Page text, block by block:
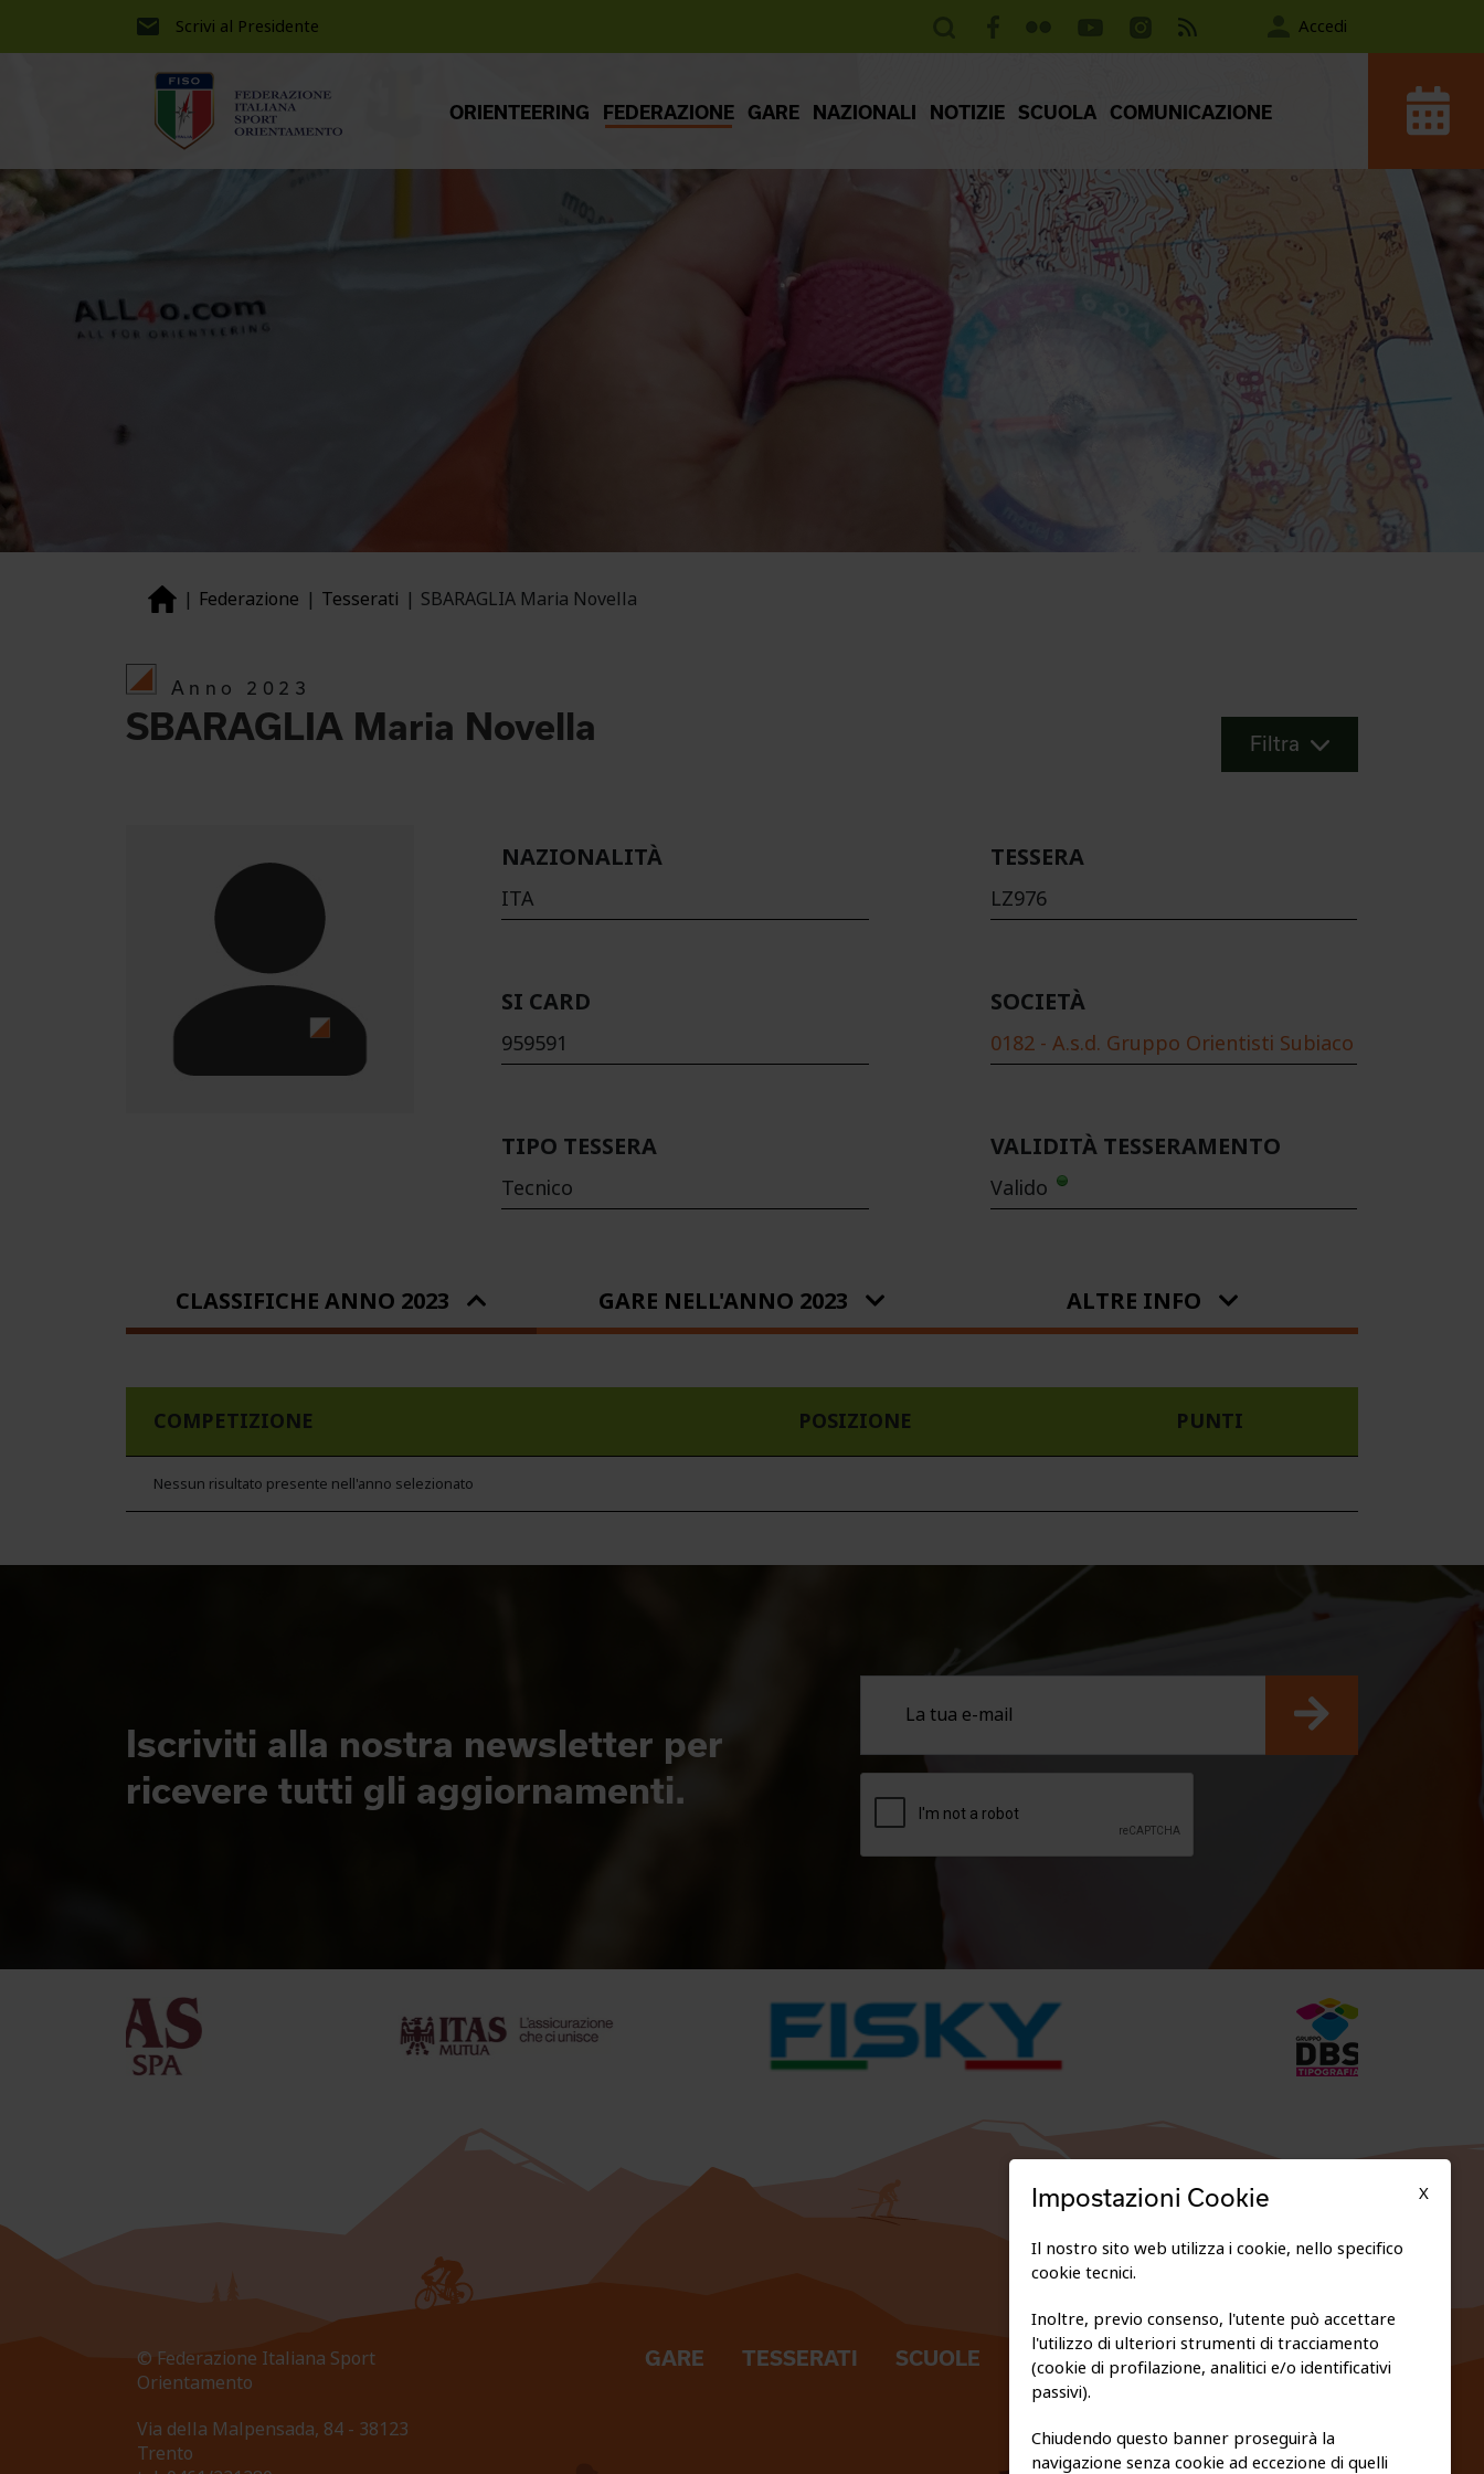
Scrivi al Presidente Accedi
ORIENTEERING FEDERAZIONE GARE NAZIONALI NOTIZIE SCUOLA COMUNICAZIONE
Federazione Tesserati SBARAGLIA Maria Novella
Anno 2023
SBARAGLIA Maria Novella Filtra
NAZIONALITÀ
ITA
TESSERA
LZ976
SI CARD
959591
SOCIETÀ
0182 - A.s.d. Gruppo Orientisti Subiaco
TIPO TESSERA
Tecnico
VALIDITÀ TESSERAMENTO
Valido
CLASSIFICHE ANNO 2023 GARE NELL'ANNO 2023 ALTRE INFO
COMPETIZIONE POSIZIONE PUNTI
Nessun risultato presente nell'anno selezionato
Iscriviti alla nostra newsletter per
ricevere tutti gli aggiornamenti.
© Federazione Italiana Sport
Orientamento
Via della Malpensada, 84 - 38123
Trento
GARE TESSERATI SCUOLE
FEDERAZIONE TRASPARENTE
PRIVACY E COOKIE POLICY
X
Impostazioni Cookie
Il nostro sito web utilizza i cookie, nello specifico
cookie tecnici.
Inoltre, previo consenso, l'utente può accettare
l'utilizzo di ulteriori strumenti di tracciamento
(cookie di profilazione, analitici e/o identificativi
passivi).
Chiudendo questo banner proseguirà la
navigazione senza cookie ad eccezione di quelli